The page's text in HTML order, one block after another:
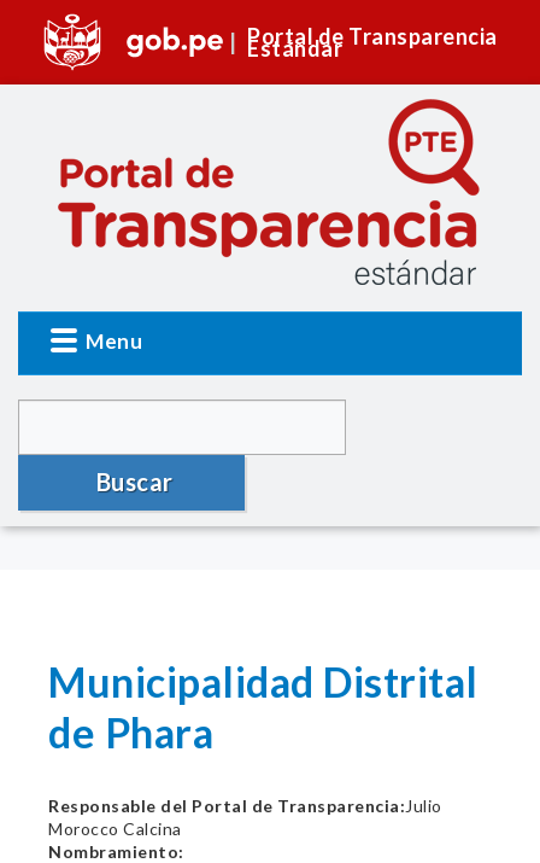
Portal de Transparencia
Estándar
Menu
Buscar
Municipalidad Distrital
de Phara
Responsable del Portal de Transparencia: Julio
Morocco Calcina
Nombramiento: